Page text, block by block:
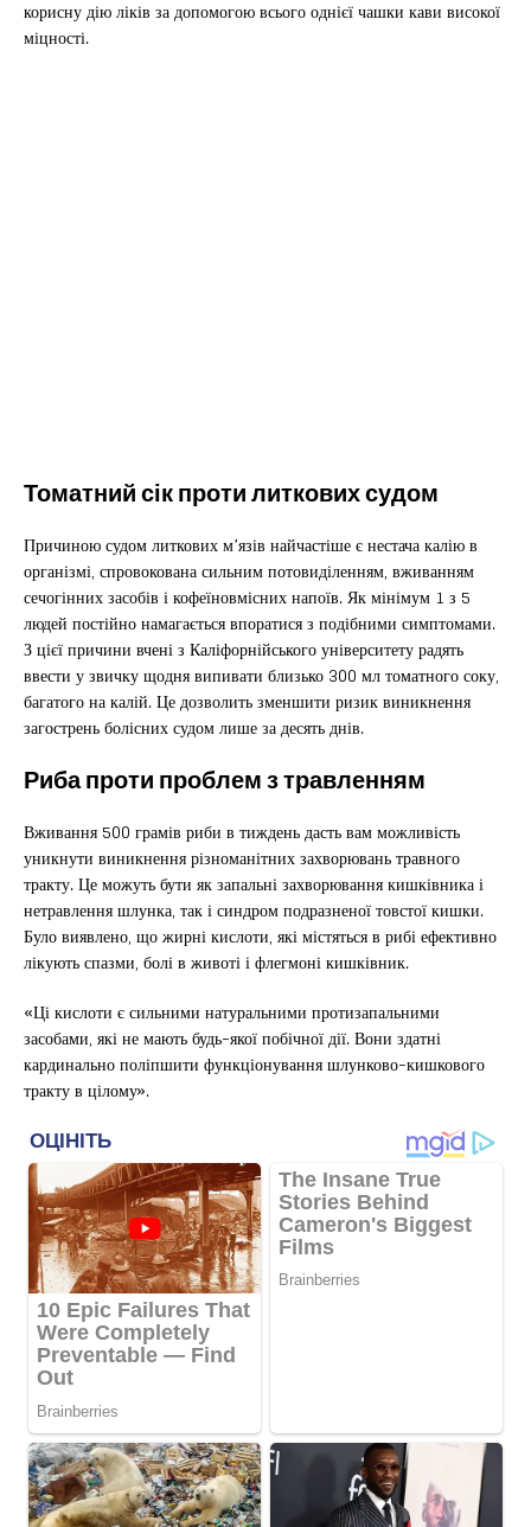
корисну дію ліків за допомогою всього однієї чашки кави високої
міцності.
Томатний сік проти литкових судом
Причиною судом литкових м’язів найчастіше є нестача калію в
організмі, спровокована сильним потовиділенням, вживанням
сечогінних засобів і кофеїновмісних напоїв. Як мінімум 1 з 5
людей постійно намагається впоратися з подібними симптомами.
З цієї причини вчені з Каліфорнійського університету радять
ввести у звичку щодня випивати близько 300 мл томатного соку,
багатого на калій. Це дозволить зменшити ризик виникнення
загострень болісних судом лише за десять днів.
Риба проти проблем з травленням
Вживання 500 грамів риби в тиждень дасть вам можливість
уникнути виникнення різноманітних захворювань травного
тракту. Це можуть бути як запальні захворювання кишківника і
нетравлення шлунка, так і синдром подразненої товстої кишки.
Було виявлено, що жирні кислоти, які містяться в рибі ефективно
лікують спазми, болі в животі і флегмоні кишківник.
«Ці кислоти є сильними натуральними протизапальними
засобами, які не мають будь-якої побічної дії. Вони здатні
кардинально поліпшити функціонування шлунково-кишкового
тракту в цілому».